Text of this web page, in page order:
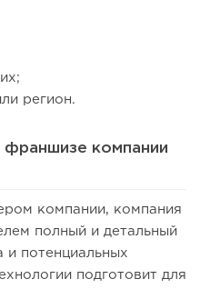
регион.
франшизе компании
компании, компания
полный и детальный
и потенциальных
подготовит для